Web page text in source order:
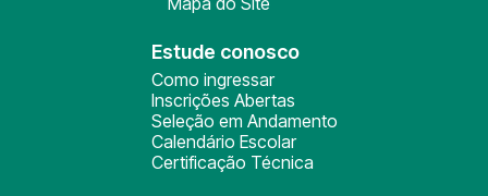
Estude conosco
Como ingressar
Inscrições Abertas
Seleção em Andamento
Calendário Escolar
Certificação Técnica